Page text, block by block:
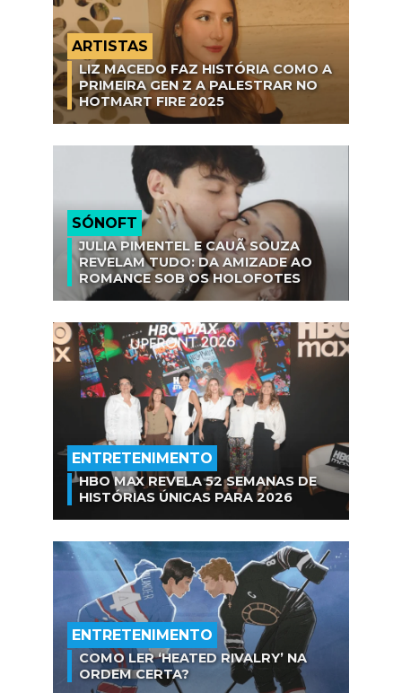
ARTISTAS
LIZ MACEDO FAZ HISTÓRIA COMO A
PRIMEIRA GEN Z A PALESTRAR NO
HOTMART FIRE 2025
SÓNOFT
JULIA PIMENTEL E CAUÃ SOUZA
REVELAM TUDO: DA AMIZADE AO
ROMANCE SOB OS HOLOFOTES
ENTRETENIMENTO
HBO MAX REVELA 52 SEMANAS DE
HISTÓRIAS ÚNICAS PARA 2026
ENTRETENIMENTO
COMO LER ‘HEATED RIVALRY’ NA
ORDEM CERTA?